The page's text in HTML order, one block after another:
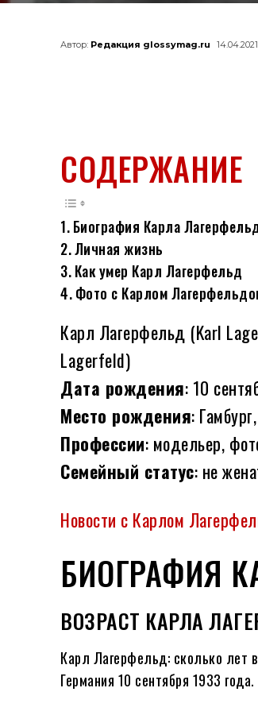
Автор: Редакция glossymag.ru 14.04.2021
СОДЕРЖАНИЕ
Биография Карла
Личная жизнь
Как умер Карл Лагерфельд
Фото с Карлом
Карл Лагерфельд (Karl
Lagerfeld)
Дата рождения: 10
Место рождения:
Профессии: модельер,
Семейный статус: не
Новости с Карлом
БИОГРАФИЯ
ВОЗРАСТ КАРЛА
Карл Лагерфельд: сколько лет в
Германия 10 сентября 1933